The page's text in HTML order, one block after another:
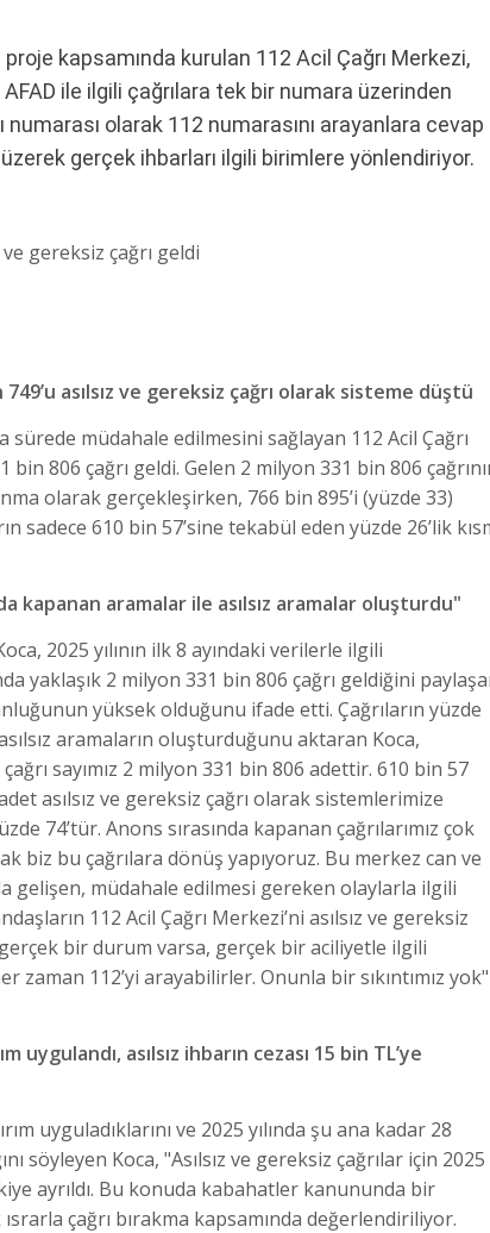
kapsamında kurulan 112 Acil Çağrı Merkezi,
ile ilgili çağrılara tek bir numara üzerinden
olarak 112 numarasını arayanlara cevap
gerçek ihbarları ilgili birimlere yönlendiriyor.
asılsız ve gereksiz çağrı olarak sisteme düştü
sürede müdahale edilmesini sağlayan 112 Acil Çağrı
bin 806 çağrı geldi. Gelen 2 milyon 331 bin 806
olarak gerçekleşirken, 766 bin 895’i (yüzde 33)
sadece 610 bin 57’sine tekabül eden yüzde 26’lik
kapanan aramalar ile asılsız aramalar oluşturdu"
2025 yılının ilk 8 ayındaki verilerle ilgili
yaklaşık 2 milyon 331 bin 806 çağrı geldiğini
yüksek olduğunu ifade etti. Çağrıların yüzde
aramaların oluşturduğunu aktaran Koca,
sayımız 2 milyon 331 bin 806 adettir. 610 bin 57
asılsız ve gereksiz çağrı olarak sistemlerimize
74’tür. Anons sırasında kapanan çağrılarımız çok
biz bu çağrılara dönüş yapıyoruz. Bu merkez can ve
gelişen, müdahale edilmesi gereken olaylarla ilgili
112 Acil Çağrı Merkezi’ni asılsız ve gereksiz
bir durum varsa, gerçek bir aciliyetle ilgili
112’yi arayabilirler. Onunla bir sıkıntımız yok"
asılsız ihbarın cezası 15 bin TL’ye
uyguladıklarını ve 2025 yılında şu ana kadar 28
söyleyen Koca, "Asılsız ve gereksiz çağrılar için 2025
ayrıldı. Bu konuda kabahatler kanununda bir
ısrarla çağrı bırakma kapsamında değerlendiriliyor.